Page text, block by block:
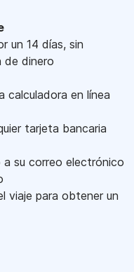
un 14 días, sin
de dinero
calculadora en línea
tarjeta bancaria
a su correo electrónico
viaje para obtener un